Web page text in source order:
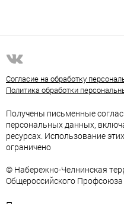
Согласие на обработку
Политика обработки
Получены письменные
персональных данных,
ресурсах. Использование
ограничено
© Набережно-Челнинская
Общероссийского